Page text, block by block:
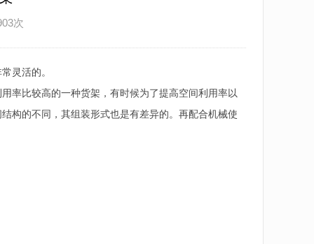
次
灵活的。
率比较高的一种货架，有时候为了提高空间利用率以
构的不同，其组装形式也是有差异的。再配合机械使